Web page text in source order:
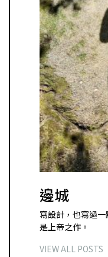
邊城
寫設計，也寫過
是上帝之作。
VIEW ALL POSTS